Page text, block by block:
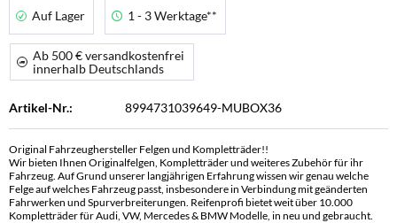
Auf Lager 1 - 3 Werktage**
Ab 500 € versandkostenfrei
innerhalb Deutschlands
Artikel-Nr.: 8994731039649-MUBOX36
Original Fahrzeughersteller Felgen und Kompletträder!!
Wir bieten Ihnen Originalfelgen, Kompletträder und weiteres Zubehör für ihr
Fahrzeug. Auf Grund unserer langjährigen Erfahrung wissen wir genau welche
Felge auf welches Fahrzeug passt, insbesondere in Verbindung mit geänderten
Fahrwerken und Spurverbreiterungen. Reifenprofi bietet weit über 10.000
Kompletträder für Audi, VW, Mercedes & BMW Modelle, in neu und gebraucht.